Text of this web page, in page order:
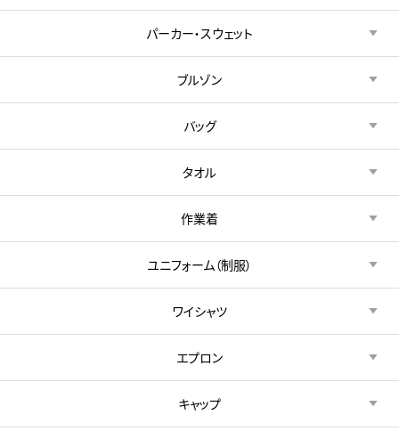
パーカー・スウェット
ブルゾン
バッグ
タオル
作業着
ユニフォーム（制服）
ワイシャツ
エプロン
キャップ